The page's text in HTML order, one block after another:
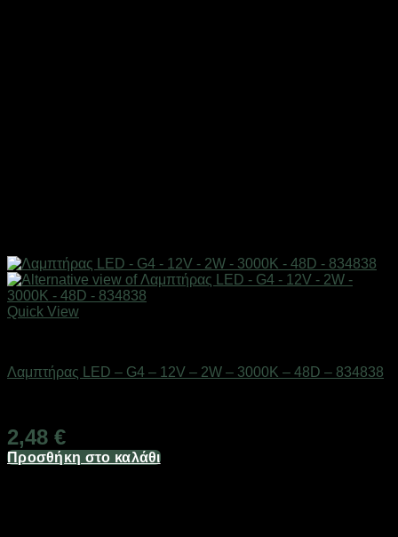
Quick View
Λαμπτήρας LED – G4 – 12V – 2W – 3000K – 48D – 834838
2,48 €
Προσθήκη στο καλάθι